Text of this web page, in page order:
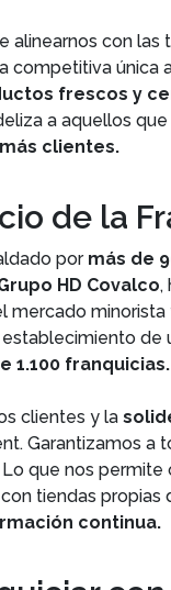
alinearnos con
competitiva única
frescos y
a aquellos
clientes.
de la
por más de
HD Covalco,
mercado minorista
de
1.100 franquicias.
clientes y la
Garantizamos a
Lo que nos
tiendas
continua.